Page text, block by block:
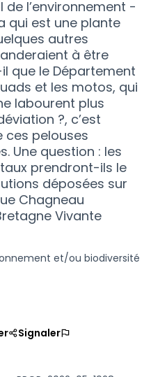
l’environnement -
qui est une plante
autres
à être
que le Département
et les motos, qui
labourent plus
?, c’est
pelouses
Une question : les
prendront-ils le
déposées sur
Chagneau
Vivante
résultats de la catégorie :
et/ou biodiversité
Signaler